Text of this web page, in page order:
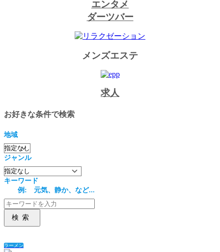
エンタメ
ダーツバー
メンズエステ
求人
お好きな条件で検索
地域
ジャンル
キーワード
検索
ラーメン